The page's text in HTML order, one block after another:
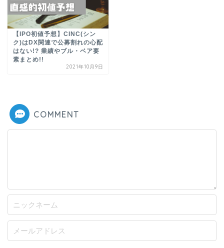
【IPO初値予想】CINC(シン
ク)はDX関連で公募割れの心配
はない!? 業績やブル・ベア要
素まとめ!!
2021年10月9日
COMMENT